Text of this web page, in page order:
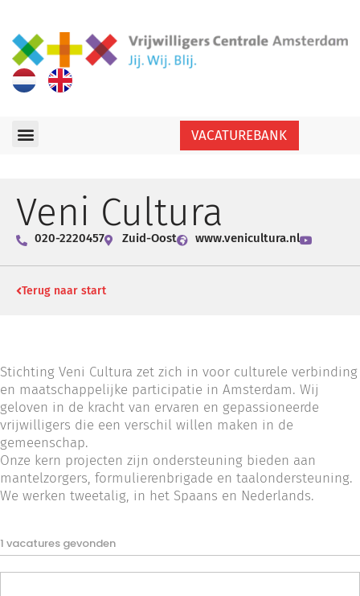
VACATUREBANK
Veni Cultura
020-2220457 Zuid-Oost www.venicultura.nl
Terug naar start
Stichting Veni Cultura zet zich in voor culturele verbinding
en maatschappelijke participatie in Amsterdam. Wij
geloven in de kracht van ervaren en gepassioneerde
vrijwilligers die een verschil willen maken in de
gemeenschap.
Onze kern projecten zijn ondersteuning bieden aan
mantelzorgers, formulierenbrigade en taalondersteuning.
We werken tweetalig, in het Spaans en Nederlands.
1 vacatures gevonden